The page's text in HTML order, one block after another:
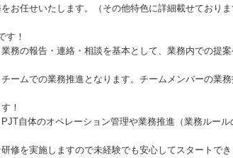
お任せいたします。（その他特色に詳細載せておりま
す！
報告・連絡・相談を基本として、業務内での提案
ームでの業務推進となります。チームメンバーの業
！
体のオペレーション管理や業務推進（業務ルール
修を実施しますので未経験でも安心してスタートでき